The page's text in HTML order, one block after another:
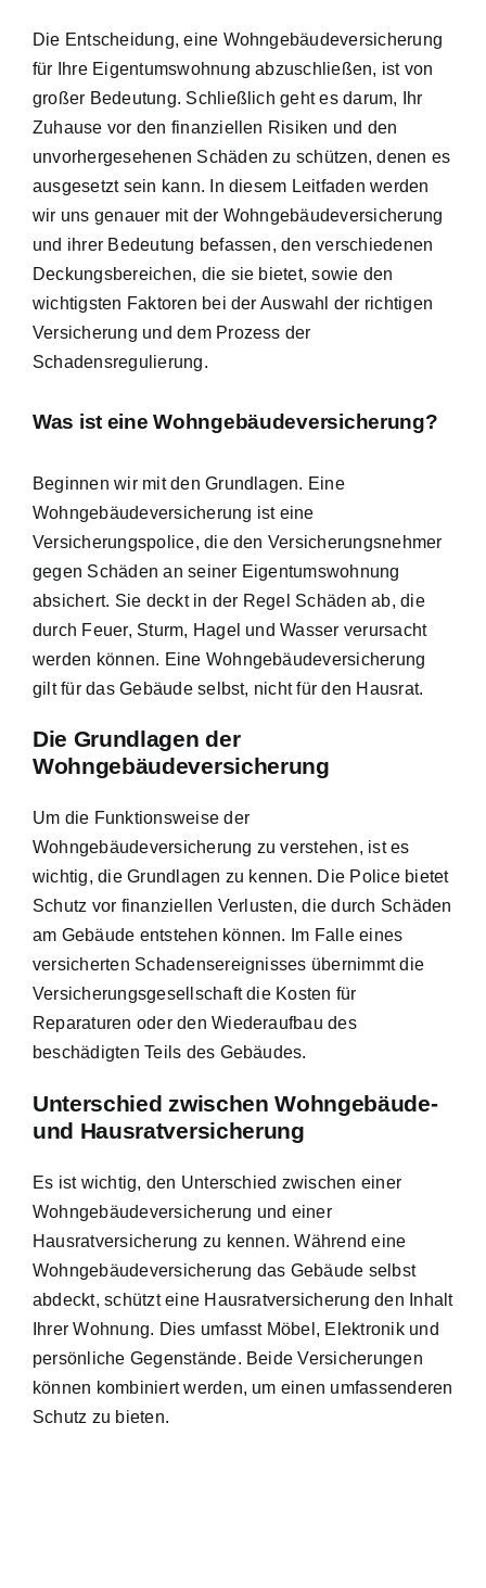
Die Entscheidung, eine Wohngebäudeversicherung
für Ihre Eigentumswohnung abzuschließen, ist von
großer Bedeutung. Schließlich geht es darum, Ihr
Zuhause vor den finanziellen Risiken und den
unvorhergesehenen Schäden zu schützen, denen es
ausgesetzt sein kann. In diesem Leitfaden werden
wir uns genauer mit der Wohngebäudeversicherung
und ihrer Bedeutung befassen, den verschiedenen
Deckungsbereichen, die sie bietet, sowie den
wichtigsten Faktoren bei der Auswahl der richtigen
Versicherung und dem Prozess der
Schadensregulierung.
Was ist eine Wohngebäudeversicherung?
Beginnen wir mit den Grundlagen. Eine
Wohngebäudeversicherung ist eine
Versicherungspolice, die den Versicherungsnehmer
gegen Schäden an seiner Eigentumswohnung
absichert. Sie deckt in der Regel Schäden ab, die
durch Feuer, Sturm, Hagel und Wasser verursacht
werden können. Eine Wohngebäudeversicherung
gilt für das Gebäude selbst, nicht für den Hausrat.
Die Grundlagen der
Wohngebäudeversicherung
Um die Funktionsweise der
Wohngebäudeversicherung zu verstehen, ist es
wichtig, die Grundlagen zu kennen. Die Police bietet
Schutz vor finanziellen Verlusten, die durch Schäden
am Gebäude entstehen können. Im Falle eines
versicherten Schadensereignisses übernimmt die
Versicherungsgesellschaft die Kosten für
Reparaturen oder den Wiederaufbau des
beschädigten Teils des Gebäudes.
Unterschied zwischen Wohngebäude-
und Hausratversicherung
Es ist wichtig, den Unterschied zwischen einer
Wohngebäudeversicherung und einer
Hausratversicherung zu kennen. Während eine
Wohngebäudeversicherung das Gebäude selbst
abdeckt, schützt eine Hausratversicherung den Inhalt
Ihrer Wohnung. Dies umfasst Möbel, Elektronik und
persönliche Gegenstände. Beide Versicherungen
können kombiniert werden, um einen umfassenderen
Schutz zu bieten.